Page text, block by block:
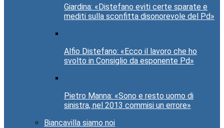
Giardina: «Distefano eviti certe sparate e
mediti sulla sconfitta disonorevole del Pd»
Alfio Distefano: «Ecco il lavoro che ho
svolto in Consiglio da esponente Pd»
Pietro Manna: «Sono e resto uomo di
sinistra, nel 2013 commisi un errore»
Biancavilla siamo noi